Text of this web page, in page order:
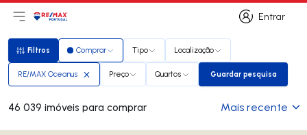
Entrar
Entrar
Abri menu principal
LogoIr para página inicial
Filtros
Filtros Comprar Tipo Localização
RE/MAX Oceanus Preço Quartos Guardar
Guardar pesquisa
46 039 imóveis para comprar Mais recente